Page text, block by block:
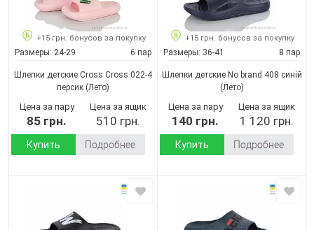
+15 грн. бонусов за покупку
Размеры: 24-29 6 пар
Шлепки детские Cross Cross 022-4
персик (Лето)
Цена за пару
85 грн.
Цена за ящик
510 грн.
Купить Подробнее
+15 грн. бонусов за покупку
Размеры: 36-41 8 пар
Шлепки детские No brand 408 синій
(Лето)
Цена за пару
140 грн.
Цена за ящик
1 120 грн.
Купить Подробнее